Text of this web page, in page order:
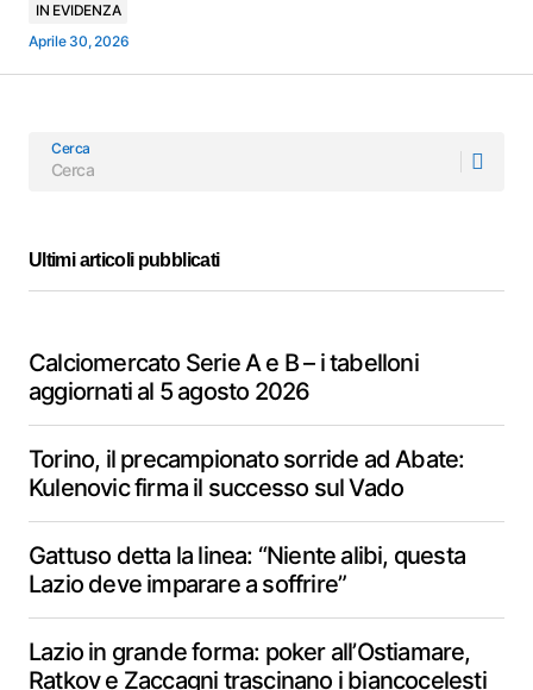
IN EVIDENZA
Aprile 30, 2026
Cerca
Ultimi articoli pubblicati
Calciomercato Serie A e B – i tabelloni
aggiornati al 5 agosto 2026
Torino, il precampionato sorride ad Abate:
Kulenovic firma il successo sul Vado
Gattuso detta la linea: “Niente alibi, questa
Lazio deve imparare a soffrire”
Lazio in grande forma: poker all’Ostiamare,
Ratkov e Zaccagni trascinano i biancocelesti